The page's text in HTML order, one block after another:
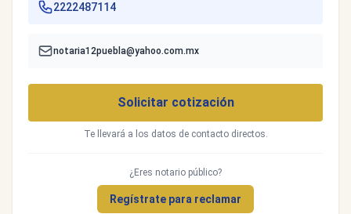
2222487114
notaria12puebla@yahoo.com.mx
Solicitar cotización
Te llevará a los datos de contacto directos.
¿Eres notario público?
Regístrate para reclamar